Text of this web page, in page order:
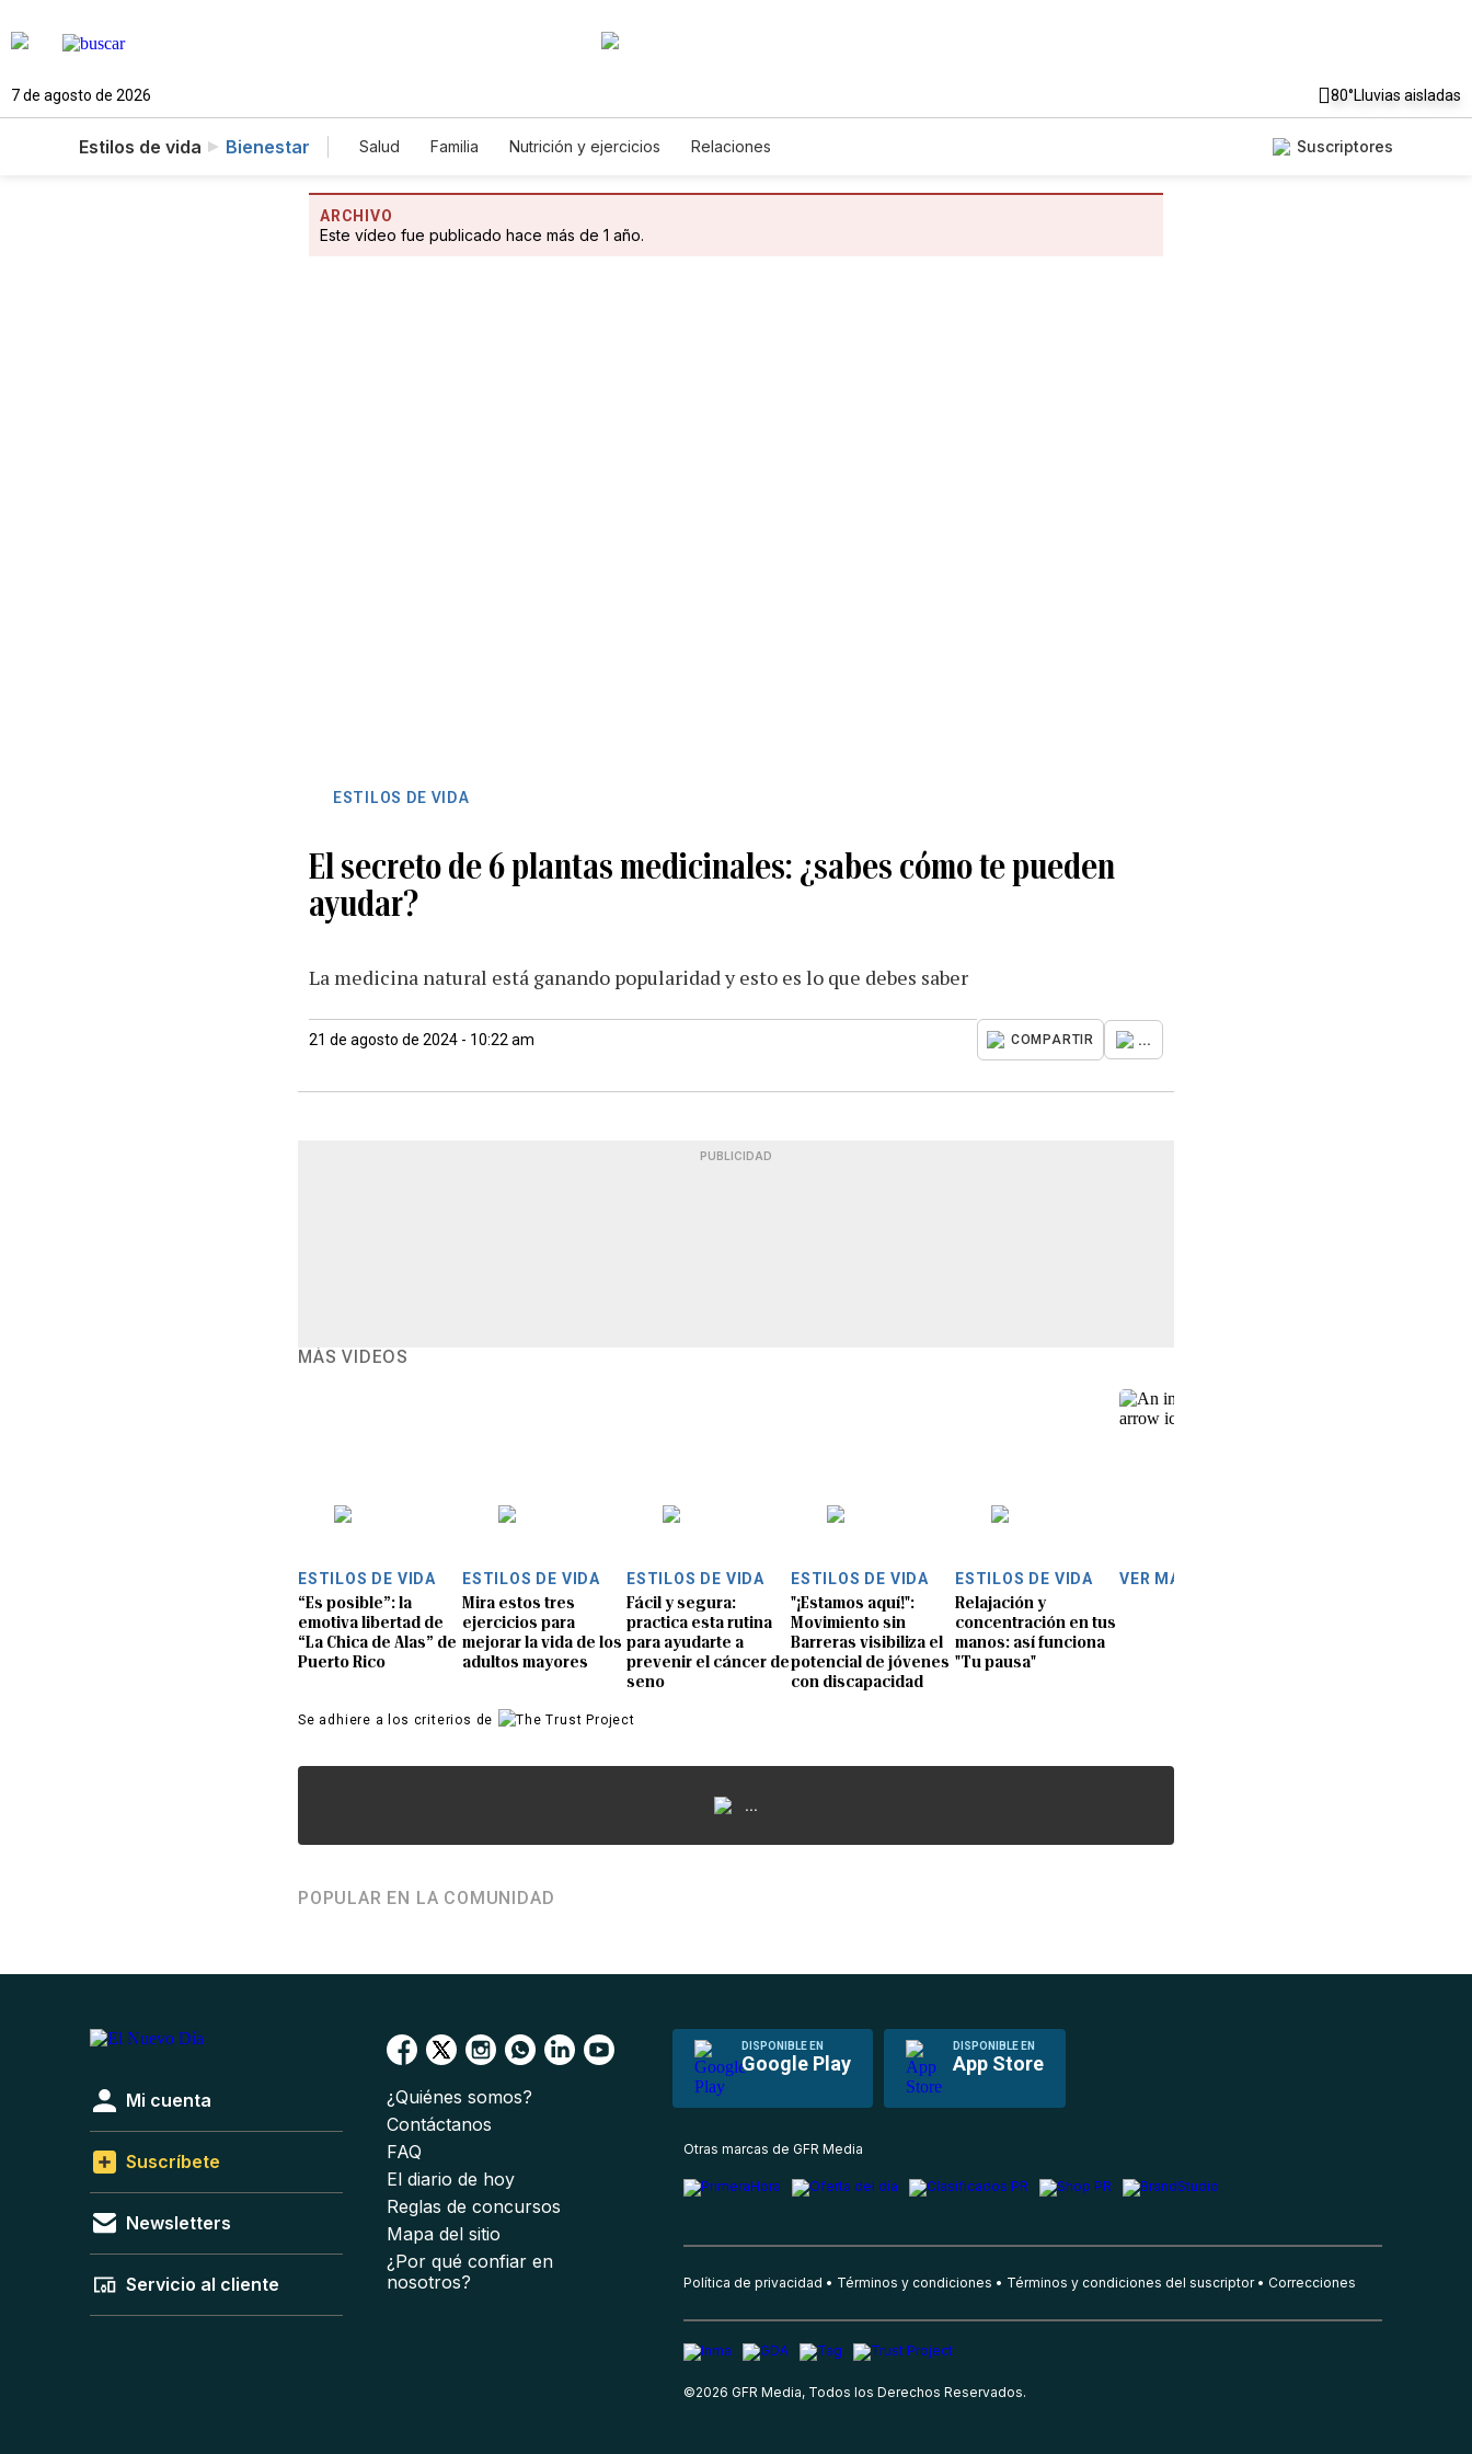
7 de agosto de 2026 80°Lluvias aisladas
Estilos de vida Bienestar Salud Familia Nutrición y ejercicios Relaciones Suscriptores
ARCHIVO
Este vídeo fue publicado hace más de 1 año.
ESTILOS DE VIDA
El secreto de 6 plantas medicinales: ¿sabes cómo te pueden
ayudar?
La medicina natural está ganando popularidad y esto es lo que debes saber
21 de agosto de 2024 - 10:22 am COMPARTIR ...
PUBLICIDAD
MÁS VIDEOS
ESTILOS DE VIDA
“Es posible”: la
emotiva libertad de
“La Chica de Alas” de
Puerto Rico
ESTILOS DE VIDA
Mira estos tres
ejercicios para
mejorar la vida de los
adultos mayores
ESTILOS DE VIDA
Fácil y segura:
practica esta rutina
para ayudarte a
prevenir el cáncer de
seno
ESTILOS DE VIDA
"¡Estamos aquí!":
Movimiento sin
Barreras visibiliza el
potencial de jóvenes
con discapacidad
ESTILOS DE VIDA
Relajación y
concentración en tus
manos: así funciona
"Tu pausa"
VER MÁS
Se adhiere a los criterios de
...
POPULAR EN LA COMUNIDAD
DISPONIBLE EN
Google Play
DISPONIBLE EN
App Store
Mi cuenta
Suscríbete
Newsletters
Servicio al cliente
¿Quiénes somos?
Contáctanos
FAQ
El diario de hoy
Reglas de concursos
Mapa del sitio
¿Por qué confiar en
nosotros?
Otras marcas de GFR Media
Política de privacidad Términos y condiciones Términos y condiciones del suscriptor Correcciones
©2026 GFR Media, Todos los Derechos Reservados.